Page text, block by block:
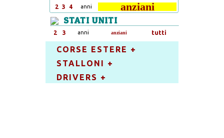
2 3 4 anni anziani
STATI UNITI
2 3 anni anziani tutti
CORSE ESTERE +
STALLONI +
DRIVERS +